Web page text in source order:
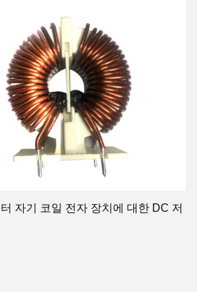
자기 코일 전자 장치에 대한 DC 저